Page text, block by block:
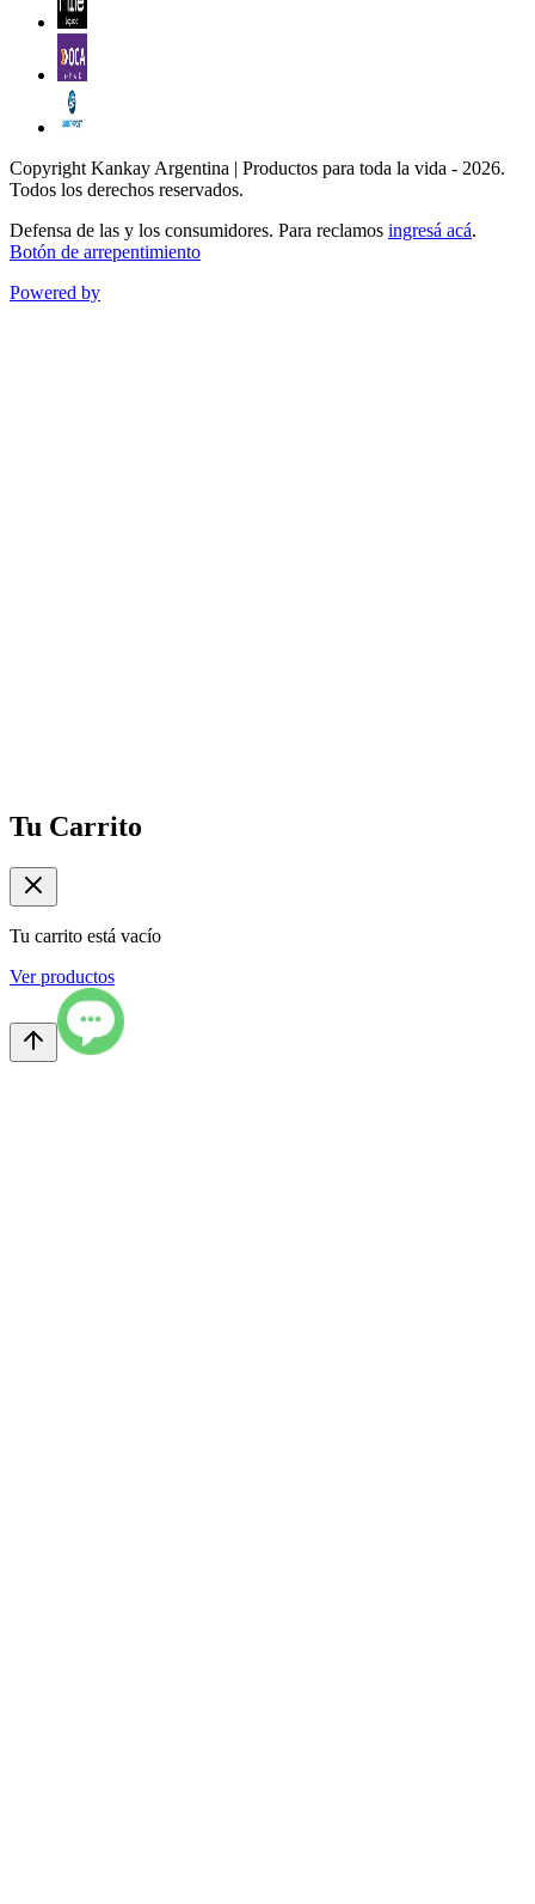
Copyright Kankay Argentina | Productos para toda la vida - 2026.
Todos los derechos reservados.
Defensa de las y los consumidores. Para reclamos ingresá acá.
Botón de arrepentimiento
Powered by
Tu Carrito
Tu carrito está vacío
Ver productos